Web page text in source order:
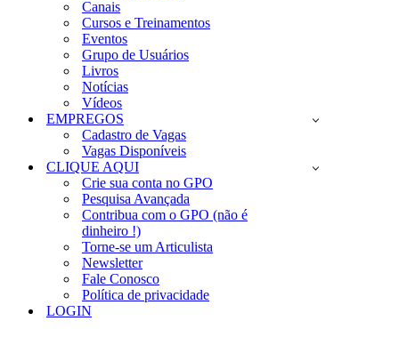
Canais
Cursos e Treinamentos
Eventos
Grupo de Usuários
Livros
Notícias
Vídeos
EMPREGOS
Cadastro de Vagas
Vagas Disponíveis
CLIQUE AQUI
Crie sua conta no GPO
Pesquisa Avançada
Contribua com o GPO (não é
dinheiro !)
Torne-se um Articulista
Newsletter
Fale Conosco
Política de privacidade
LOGIN